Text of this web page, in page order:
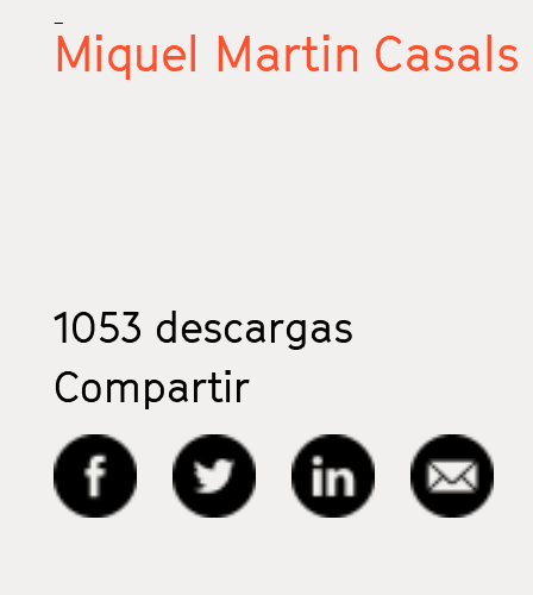
_
Miquel Martin Casals
1053 descargas
Compartir